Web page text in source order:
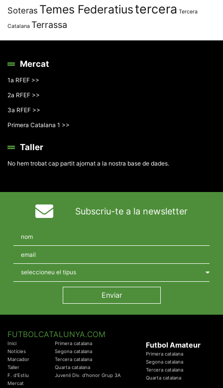
Soteras Temes Federatiustercera Tercera
Catalana Terrassa
Mercat
1a RFEF >>
2a RFEF >>
3a RFEF >>
Primera Catalana 1 >>
Taller
No hem trobat cap partit ajornat a la nostra base de dades.
Subscriu-te a la newsletter
FUTBOLCATALUNYA.COM
Inici
Notícies
Marcador
Taller
F. d'Estiu
Mercat
Primera catalana
Segona catalana
Tercera catalana
Quarta catalana
Juvenil Div. d'honor Grup 3A
Futbol Amateur
Primera catalana
Segona catalana
Tercera catalana
Quarta catalana